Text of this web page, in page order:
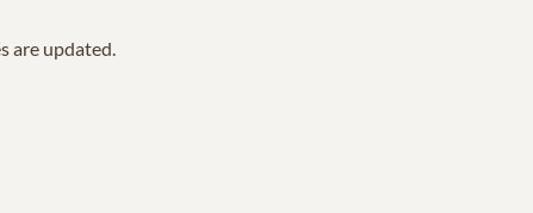
are updated.